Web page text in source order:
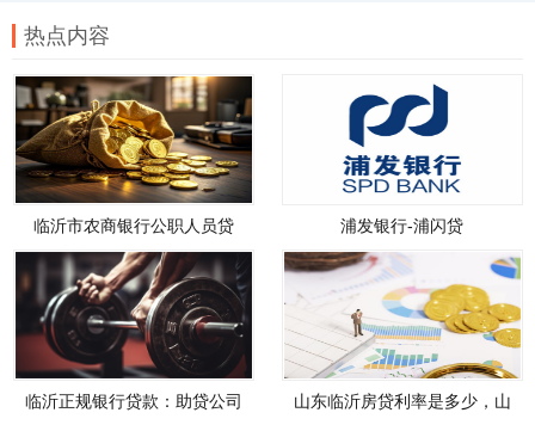
热点内容
临沂市农商银行公职人员贷
款，临沂市农商银行公职人员
贷款政策
浦发银行-浦闪贷
临沂正规银行贷款：助贷公司
山东临沂房贷利率是多少，山